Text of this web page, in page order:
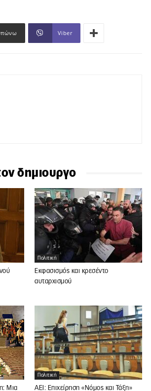
Viber
δημιουργο
Πολιτική
Εκφασισμός και κρεσέντο
αυταρχισμού
Μια
Πολιτική
ΑΕΙ: Επιχείρηση «Νόμος και Τάξη»